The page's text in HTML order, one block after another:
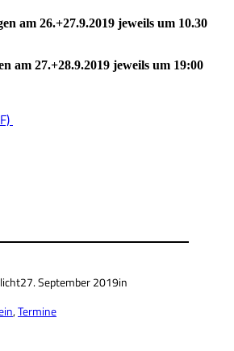
am 26.+27.9.2019 jeweils um 10.30
am 27.+28.9.2019 jeweils um 19:00
27. September 2019in
, Termine